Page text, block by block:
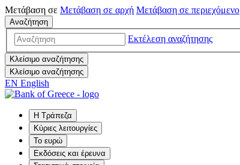
Μετάβαση σε Μετάβαση σε αρχή Μετάβαση σε περιεχόμενο
Αναζήτηση
Εκτέλεση αναζήτησης
Κλείσιμο αναζήτησης
Κλείσιμο αναζήτησης
EN English
Η Τράπεζα
Κύριες λειτουργίες
Το ευρώ
Εκδόσεις και έρευνα